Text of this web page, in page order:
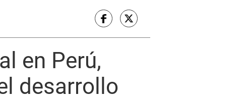
en Perú,
desarrollo